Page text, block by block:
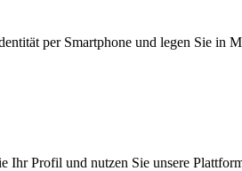
per Smartphone und legen Sie in
Ihr Profil und nutzen Sie unsere